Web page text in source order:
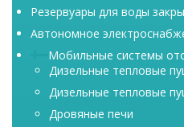
Резервуары для воды
Автономное
Мобильные системы
Дизельные тепловые
Дизельные тепловые
Дровяные печи